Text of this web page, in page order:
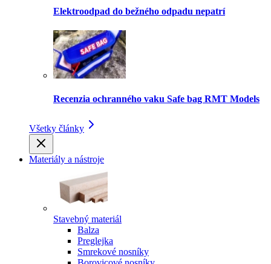
Elektroodpad do bežného odpadu nepatrí
Recenzia ochranného vaku Safe bag RMT Models
Všetky články
Materiály a nástroje
Stavebný materiál
Balza
Preglejka
Smrekové nosníky